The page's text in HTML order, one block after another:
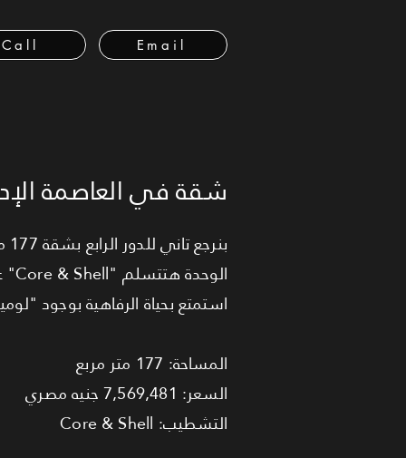
Call Email
شقة في العاصمة
استمتع بحياة الرفاهية بوجود
المساحة: 177 متر مربع
السعر: 7,569,481 جنيه مصري
التشطيب: Core & Shell